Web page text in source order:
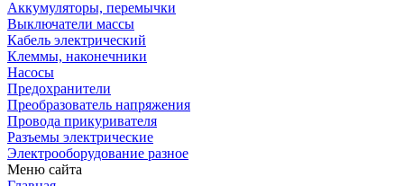
Аккумуляторы, перемычки
Выключатели массы
Кабель электрический
Клеммы, наконечники
Насосы
Предохранители
Преобразователь напряжения
Провода прикуривателя
Разъемы электрические
Электрооборудование разное
Меню сайта